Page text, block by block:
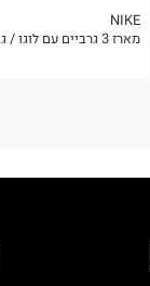
NIKE
מארז 3 גרביים עם לוגו / גברים